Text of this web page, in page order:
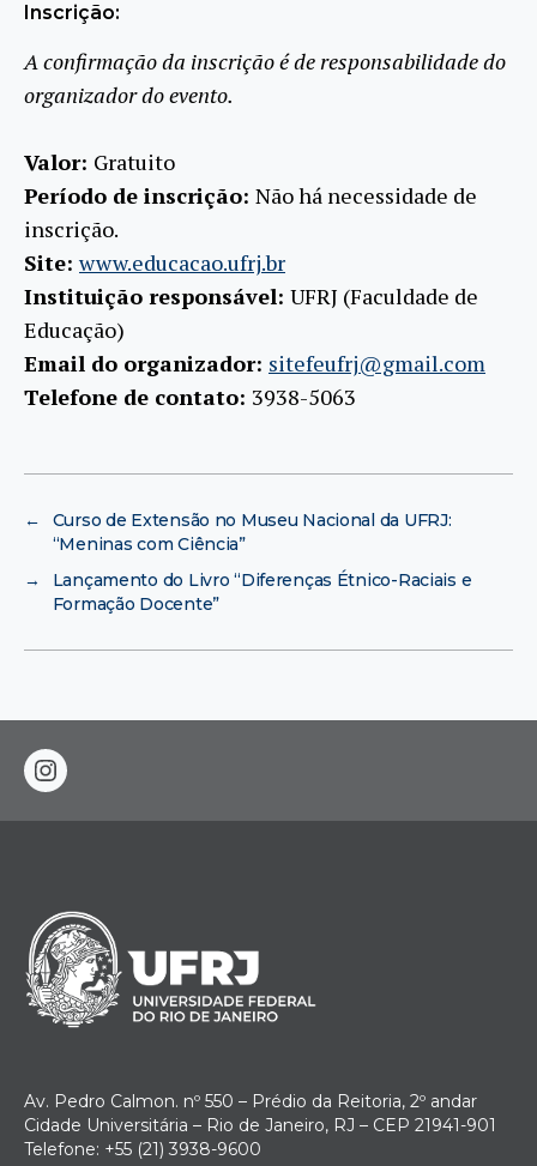
Inscrição:
A confirmação da inscrição é de responsabilidade do
organizador do evento.
Valor: Gratuito
Período de inscrição: Não há necessidade de
inscrição.
Site:www.educacao.ufrj.br
Instituição responsável: UFRJ (Faculdade de
Educação)
Email do organizador: sitefeufrj@gmail.com
Telefone de contato: 3938-5063
←
Curso de Extensão no Museu Nacional da UFRJ:
“Meninas com Ciência”
→
Lançamento do Livro “Diferenças Étnico-Raciais e
Formação Docente”
instagram
Av. Pedro Calmon. nº 550 – Prédio da Reitoria, 2º andar
Cidade Universitária – Rio de Janeiro, RJ – CEP 21941-901
Telefone: +55 (21) 3938-9600